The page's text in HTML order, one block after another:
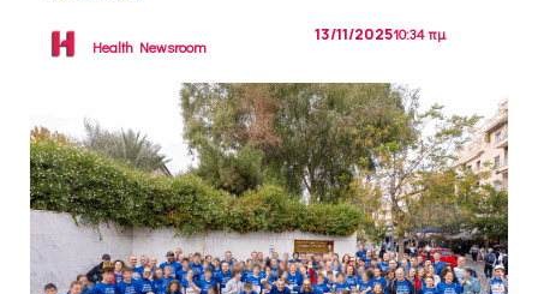
Health Newsroom
13/11/202510:34 πμ